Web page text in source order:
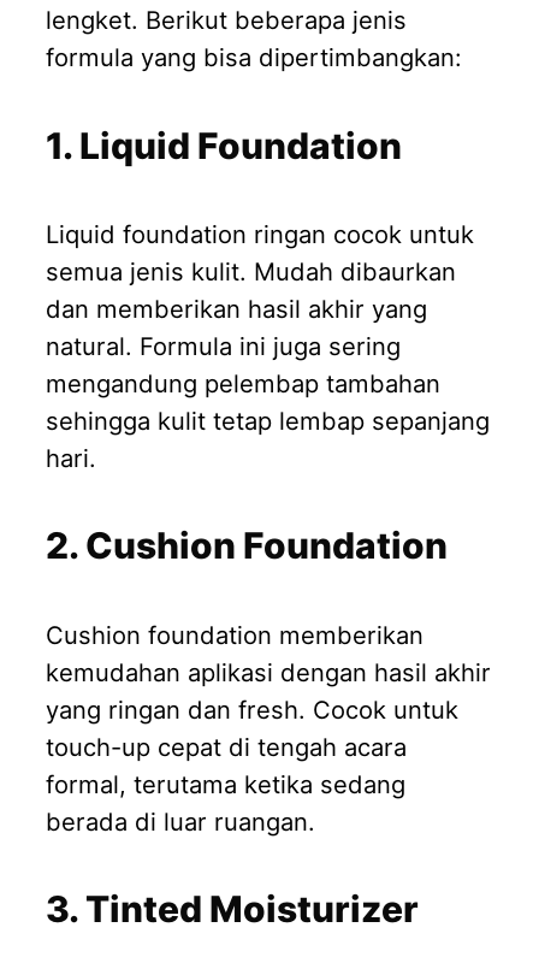
lengket. Berikut beberapa jenis
formula yang bisa dipertimbangkan:
1. Liquid Foundation
Liquid foundation ringan cocok untuk
semua jenis kulit. Mudah dibaurkan
dan memberikan hasil akhir yang
natural. Formula ini juga sering
mengandung pelembap tambahan
sehingga kulit tetap lembap sepanjang
hari.
2. Cushion Foundation
Cushion foundation memberikan
kemudahan aplikasi dengan hasil akhir
yang ringan dan fresh. Cocok untuk
touch-up cepat di tengah acara
formal, terutama ketika sedang
berada di luar ruangan.
3. Tinted Moisturizer